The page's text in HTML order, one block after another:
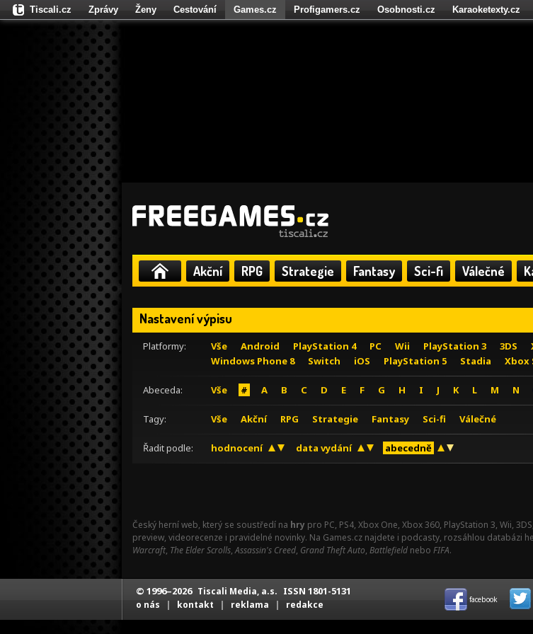
Akční RPG Strategie Fantasy Sci-fi Válečné
Nastavení výpisu
Platformy: Vše Android PlayStation 4 PC Wii PlayStation 3 3DS
Windows Phone 8
Switch iOS PlayStation 5 Stadia Xbox
Abeceda: Vše # A B C D E F G H I J K L M N
Tagy: Vše Akční RPG Strategie Fantasy Sci-fi Válečné
Řadit podle: hodnocení data vydání abecedně
Český herní web, který se soustředí na hry pro PC, PS4, Xbox One, Xbox 360, PlayStation 3, Wii,
preview, videorecenze i pravidelné novinky. Na Games.cz najdete i podcasty, rozsáhlou databázi
Warcraft, The Elder Scrolls,Assassin's Creed, Grand Theft Auto, Battlefield nebo FIFA.
Tiscali.cz Zprávy Ženy Cestování Games.cz Profigamers.cz Osobnosti.cz Karaoketexty.cz
Fights.cz
© 1996–2026 Tiscali Media, a.s. ISSN 1801-5131
o nás | kontakt | reklama | redakce facebook